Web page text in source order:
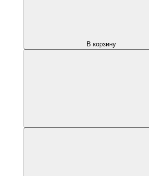
В корзину